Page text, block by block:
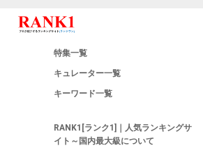
特集一覧
キュレーター一覧
キーワード一覧
RANK1[ランク1]｜人気ランキングサ
イト～国内最大級について